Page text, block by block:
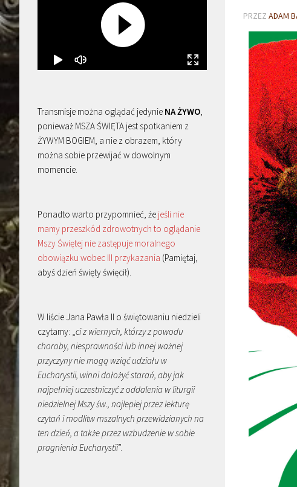
PRZEZ ADAM
Transmisje można oglądać jedynie NA ŻYWO,
ponieważ MSZA ŚWIĘTA jest spotkaniem z
ŻYWYM BOGIEM, a nie z obrazem, który
można sobie przewijać w dowolnym
momencie.
Ponadto warto przypomnieć, że jeśli nie
mamy przeszkód zdrowotnych to oglądanie
Mszy Świętej nie zastępuje moralnego
obowiązku wobec III przykazania (Pamiętaj,
abyś dzień święty święcił).
W liście Jana Pawła II o świętowaniu niedzieli
czytamy: „ci z wiernych, którzy z powodu
choroby, niesprawności lub innej ważnej
przyczyny nie mogą wziąć udziału w
Eucharystii, winni dołożyć starań, aby jak
najpełniej uczestniczyć z oddalenia w liturgii
niedzielnej Mszy św., najlepiej przez lekturę
czytań i modlitw mszalnych przewidzianych na
ten dzień, a także przez wzbudzenie w sobie
pragnienia Eucharystii”.